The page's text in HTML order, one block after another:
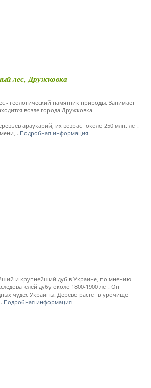
лес, Дружковка
- геологический памятник природы. Занимает
возле города Дружковка.
араукарий, их возраст около 250 млн. лет.
Подробная информация
и крупнейший дуб в Украине, по мнению
дубу около 1800-1900 лет. Он
чудес Украины. Дерево растет в урочище
Подробная информация